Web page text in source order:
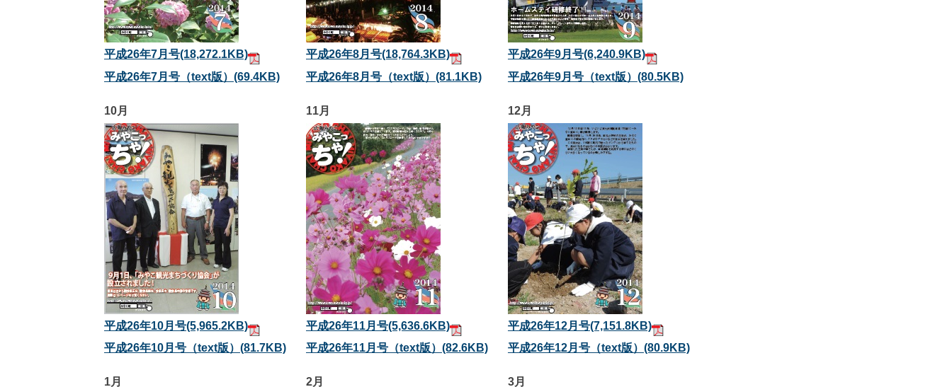
平成26年7月号(18,272.1KB)
平成26年7月号（text版） (69.4KB)
平成26年8月号(18,764.3KB)
平成26年8月号（text版） (81.1KB)
平成26年9月号(6,240.9KB)
平成26年9月号（text版） (80.5KB)
10月
平成26年10月号(5,965.2KB)
平成26年10月号（text版） (81.7KB)
11月
平成26年11月号(5,636.6KB)
平成26年11月号（text版） (82.6KB)
12月
平成26年12月号(7,151.8KB)
平成26年12月号（text版） (80.9KB)
1月 2月 3月